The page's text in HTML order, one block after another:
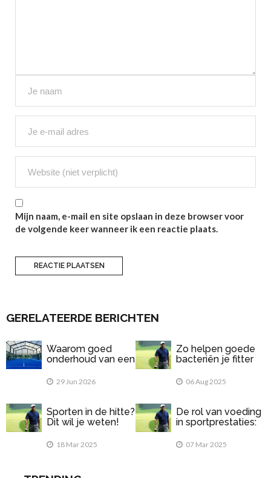
Mijn naam, e-mail en site opslaan in deze browser voor
de volgende keer wanneer ik een reactie plaats.
GERELATEERDE BERICHTEN
Waarom goed
onderhoud van een
belangrijk is
29 Jun 2026
Zo helpen goede
bacteriën je fitter
06 Aug 2025
Sporten in de hitte?
Dit wil je weten!
18 Mar 2025
De rol van voeding
in sportprestaties:
na het sporten?
07 Mar 2025